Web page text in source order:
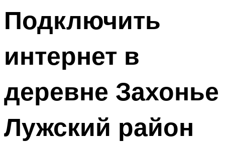
Подключить
интернет в
деревне Захонье
Лужский район